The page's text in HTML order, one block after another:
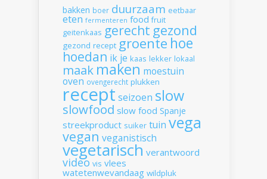
bakken boer duurzaam eetbaar
eten fermenteren food fruit
geitenkaas gerecht gezond
gezond recept groente hoe
hoedan ik je kaas lekker lokaal
maak maken moestuin
oven ovengerecht plukken
recept seizoen slow
slowfood slow food Spanje
streekproduct suiker tuin vega
vegan veganistisch
vegetarisch verantwoord
video vis vlees
watetenwevandaag wildpluk